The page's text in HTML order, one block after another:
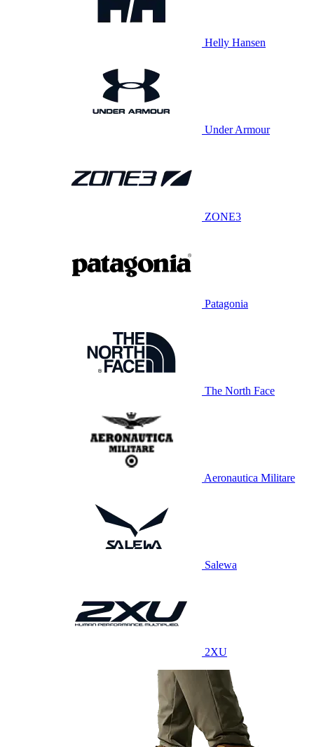
Helly Hansen
Under Armour
ZONE3
Patagonia
The North Face
Aeronautica Militare
Salewa
2XU